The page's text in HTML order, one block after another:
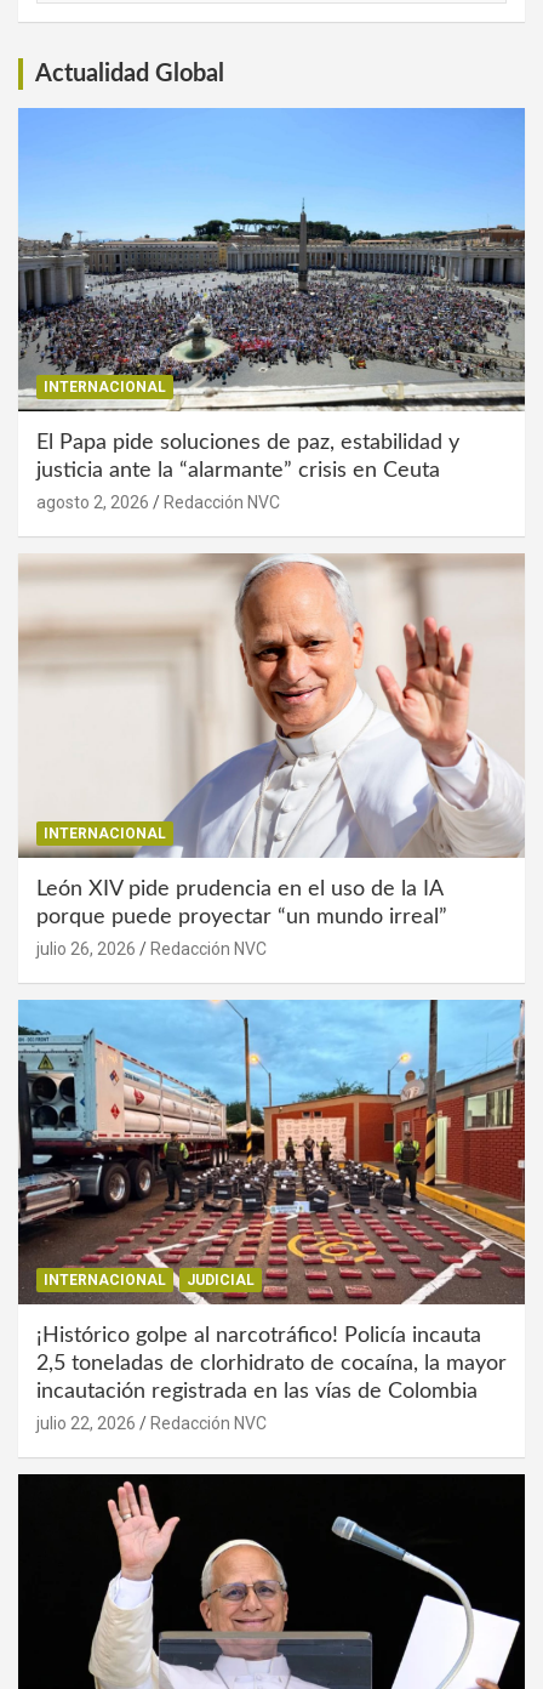
Actualidad Global
INTERNACIONAL
El Papa pide soluciones de paz, estabilidad y
justicia ante la “alarmante” crisis en Ceuta
agosto 2, 2026 Redacción NVC
INTERNACIONAL
León XIV pide prudencia en el uso de la IA
porque puede proyectar “un mundo irreal”
julio 26, 2026 Redacción NVC
INTERNACIONAL JUDICIAL
¡Histórico golpe al narcotráfico! Policía incauta
2,5 toneladas de clorhidrato de cocaína, la mayor
incautación registrada en las vías de Colombia
julio 22, 2026 Redacción NVC